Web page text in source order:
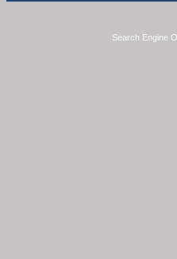
Search Engine